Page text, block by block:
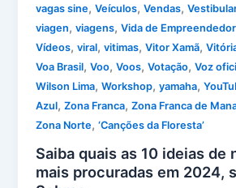
vagas sine,Veículos,Vendas,
viagen,viagens,Vida de Empreendedor
Vídeos,viral,vitimas,Vitor Xamã,
Voa Brasil,Voo,Voos,Votação,Voz
Wilson Lima,Workshop,yamaha,
Azul,Zona Franca,Zona Franca de
Zona Norte,‘Canções da Floresta’
Saiba quais as 10 ideias de
mais procuradas em 2024,